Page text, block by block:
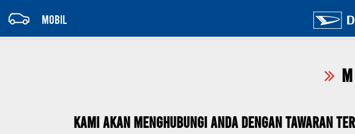
MOBIL
Kami Akan Menghubungi Anda Dengan Tawaran